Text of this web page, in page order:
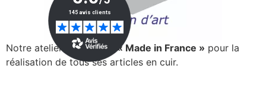
Notre atelier est certifié « Made in France » pour la
réalisation de tous ses articles en cuir.